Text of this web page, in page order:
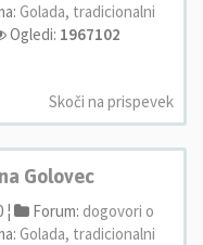
Golada, tradicionalni
Ogledi: 1967102
Skoči na prispevek
Golovec
Forum: dogovori o
Golada, tradicionalni